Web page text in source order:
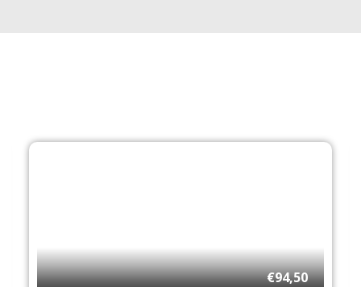
€94,50